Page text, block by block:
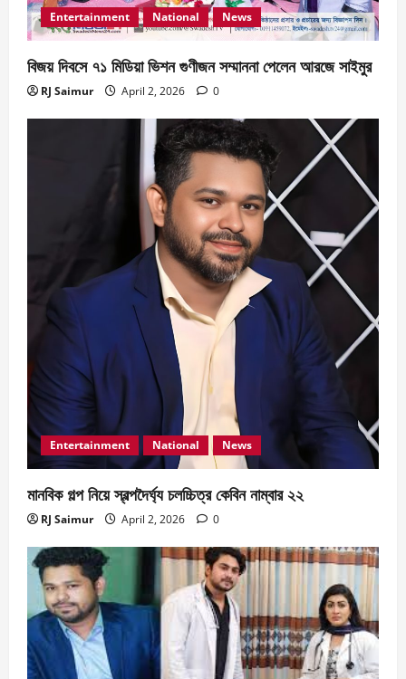
Entertainment National News
বিজয় দিবসে ৭১ মিডিয়া ভিশন গুণীজন সম্মাননা পেলেন আরজে সাইমুর
RJ Saimur April 2, 2026 0
Entertainment National News
মানবিক গল্প নিয়ে স্বল্পদৈর্ঘ‍্য চলচ্চিত্র কেবিন নাম্বার ২২
RJ Saimur April 2, 2026 0